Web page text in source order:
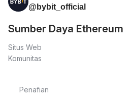
@bybit_official
Sumber Daya Ethereum
Situs Web
Komunitas
Penafian